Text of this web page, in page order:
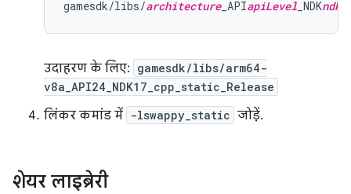
gamesdk/libs/architecture_APIapiLevel _NDK
उदाहरण के लिए: gamesdk/libs/arm64-
v8a_API24_NDK17_cpp_static_Release
लिंकर कमांड में -lswappy_static जोड़ें.
शेयर लाइब्रेरी